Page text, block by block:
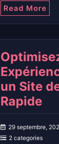
Read More
un Site
Rapide
29 septembre,
2 categories